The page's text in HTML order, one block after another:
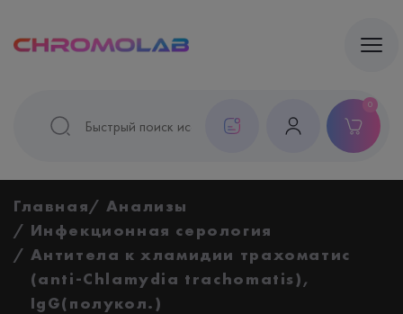
0
Главная
Анализы
Инфекционная серология
Антитела к хламидии трахоматис
(anti-Chlamydia trachomatis),
IgG(полукол.)